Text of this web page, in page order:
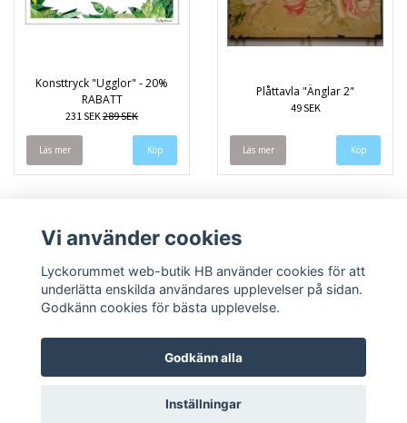
Konsttryck "Ugglor" - 20%
RABATT
231 SEK 289 SEK
Läs mer
Plåttavla "Änglar 2"
49 SEK
Läs mer
© Copyright 2026 Lyckorummet web-butik HB
Vi använder cookies
Lyckorummet web-butik HB använder cookies för att
underlätta enskilda användares upplevelser på sidan.
Godkänn cookies för bästa upplevelse.
Godkänn alla
Inställningar